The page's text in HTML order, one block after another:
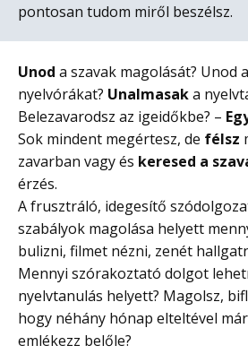
pontosan tudom miről beszélsz.
Unod a szavak magolását? Unod
nyelvórákat? Unalmasaka
Belezavarodsz az igeidőkbe? –
Sok mindent megértesz, de félsz
zavarban vagy és keresed a
érzés.
A frusztráló, idegesítő
szabályok magolása helyett
bulizni, filmet nézni, zenét
Mennyi szórakoztató dolgot
nyelvtanulás helyett? Magolsz,
hogy néhány hónap elteltével
emlékezz belőle?